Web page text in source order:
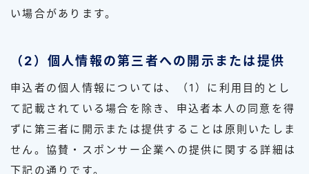
い場合があります。
（2）個人情報の第三者への開示または提供
申込者の個人情報については、（1）に利用目的とし
て記載されている場合を除き、申込者本人の同意を得
ずに第三者に開示または提供することは原則いたしま
せん。協賛・スポンサー企業への提供に関する詳細は
下記の通りです。